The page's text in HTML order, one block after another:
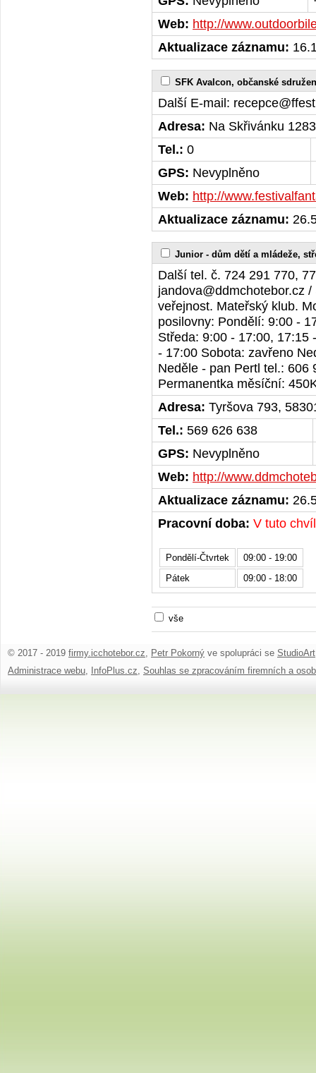
Web: http://
Aktualizace záznamu:
SFK Avalcon, občanské
Další E-mail:
Adresa: Na Skřivánku
Tel.: 0
GPS: Nevyplněno
Web: http://
Aktualizace záznamu:
Junior - dům dětí a mládeže,
Další tel. č. 724 291 770,
jandova@ddmchotebor.cz
veřejnost. Mateřský klub.
posilovny: Pondělí: 9:00 -
Středa: 9:00 - 17:00, 17:15
- 17:00 Sobota: zavřeno
Neděle - pan Pertl tel.: 606
Permanentka měsíční:
Adresa: Tyršova 793,
Tel.: 569 626 638
GPS: Nevyplněno
Web: http://
Aktualizace záznamu:
Pracovní doba: V tuto
Pondělí-Čtvrtek
09:00 - 19:00
Pátek
09:00 - 18:00
vše
© 2017 - 2019 firmy.icchotebor.cz, Petr Pokorný ve spolupráci se StudioArt
Administrace webu, InfoPlus.cz, Souhlas se zpracováním firemních a